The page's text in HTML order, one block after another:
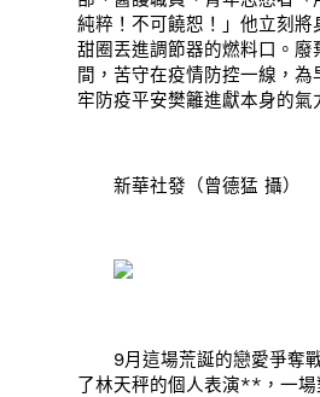
純粹！不可饒恕！」他立刻將
甜圈丟進調節器的燃料口。廢
間，苦守在疫情防控一線，為
牢防疫平安樊籬進獻本身的氣
新華社發（曾德猛 攝）
9月這場荒誕的戀愛爭奪戰
了林天秤的個人表演**，一場